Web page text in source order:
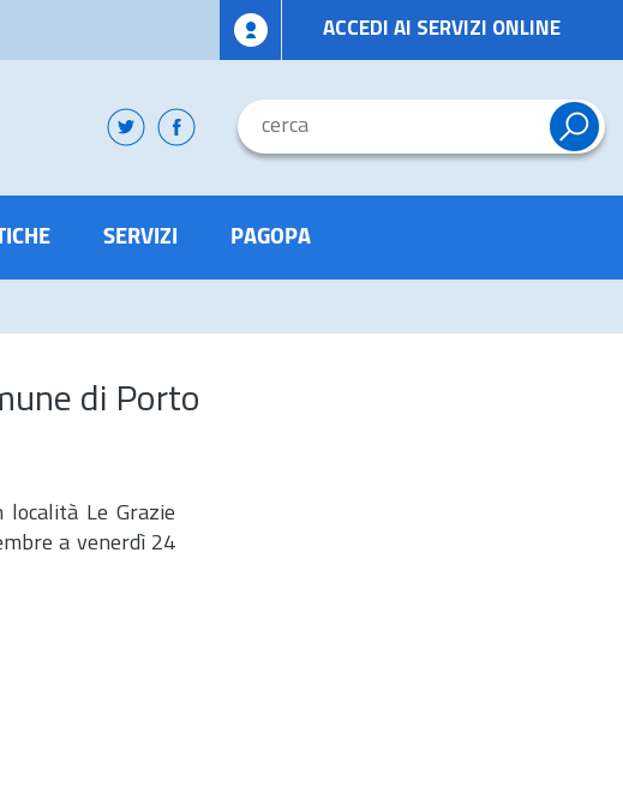
ACCEDI AI SERVIZI ONLINE
SERVIZI PAGOPA
di Porto
località Le Grazie
a venerdì 24